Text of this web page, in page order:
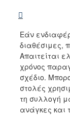
Εάν
διαθέσιμες,
Απαιτείται
χρόνος
σχέδιο.
στολές
τη συλλογή
ανάγκες και